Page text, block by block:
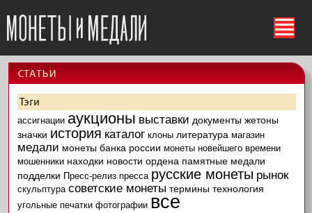
ś
cтатьи
Тэги
ассигнации аукционы выставки документы жетоны
значки история каталог клоны литература магазин
медали монеты банка россии монеты новейшего времени
мошенники находки новости ордена памятные медали
подделки
Пресс-релиз пресса русские монеты рынок
скульптура советские монеты термины технология
угольные печатки фотографии все